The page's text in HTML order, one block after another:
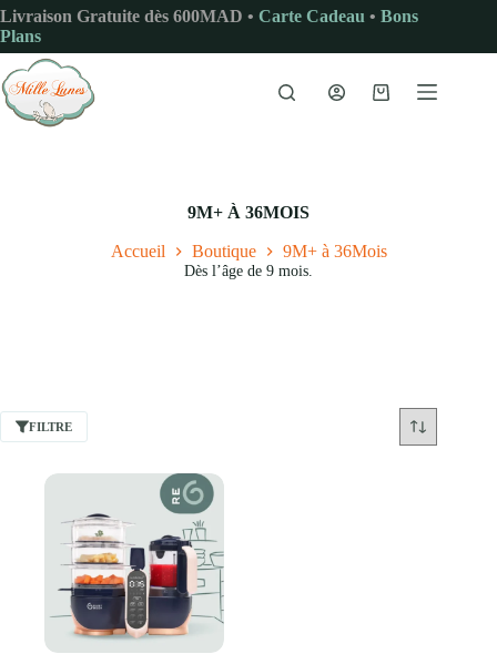
Passer
au
contenu
Livraison Gratuite dès 600MAD • Carte Cadeau • Bons
Plans
Panier
9M+ À 36MOIS
Accueil Boutique 9M+ à 36Mois
Dès l’âge de 9 mois.
FILTRE